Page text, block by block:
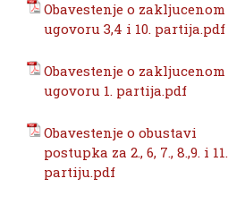
Obavestenje o zakljucenom
ugovoru 3,4 i 10. partija.pdf
Obavestenje o zakljucenom
ugovoru 1. partija.pdf
Obavestenje o obustavi
postupka za 2., 6, 7., 8.,9. i 11.
partiju.pdf